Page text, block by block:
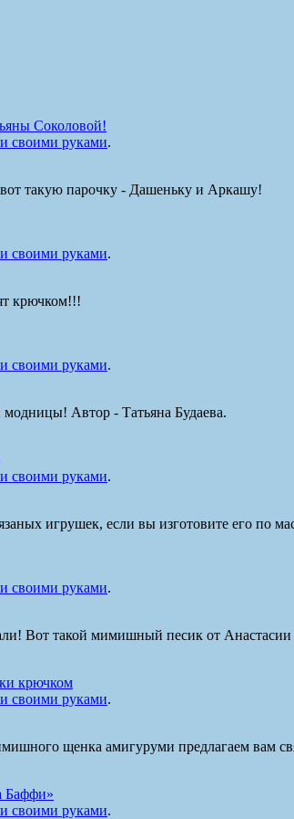
Соколовой!
своими руками.
такую парочку - Дашеньку и Аркашу!
своими руками.
крючком!!!
своими руками.
модницы! Автор - Татьяна Будаева.
своими руками.
игрушек, если вы изготовите его по
своими руками.
Вот такой мимишный песик от
крючком
своими руками.
щенка амигуруми предлагаем вам
Баффи»
своими руками.